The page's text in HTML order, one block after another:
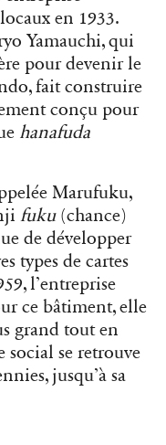
en 1933.
Yamauchi, qui
pour devenir le
fait construire
conçu pour
hanafuda
Marufuku,
fuku(chance)
de développer
types de cartes
l’entreprise
ce bâtiment, elle
grand tout en
social se retrouve
jusqu’à sa